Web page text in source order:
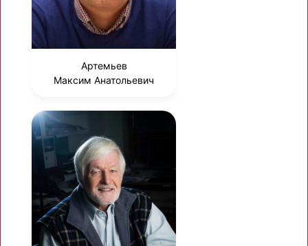
Артемьев
Максим Анатольевич